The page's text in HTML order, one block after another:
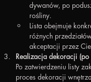
dywanów, po
rośliny.
Lista obejmuje
różnych
akceptacji przez
Realizacja dekoracji
Po zatwierdzeniu listy
proces dekoracji